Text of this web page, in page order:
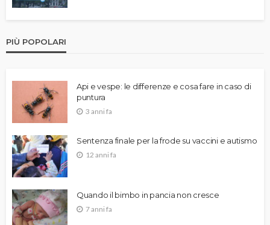
PIÙ POPOLARI
Api e vespe: le differenze e cosa fare in caso di
puntura
3 anni fa
Sentenza finale per la frode su vaccini e autismo
12 anni fa
Quando il bimbo in pancia non cresce
7 anni fa